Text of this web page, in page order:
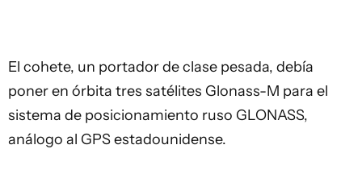
El cohete, un portador de clase pesada, debía
poner en órbita tres satélites Glonass-M para el
sistema de posicionamiento ruso GLONASS,
análogo al GPS estadounidense.